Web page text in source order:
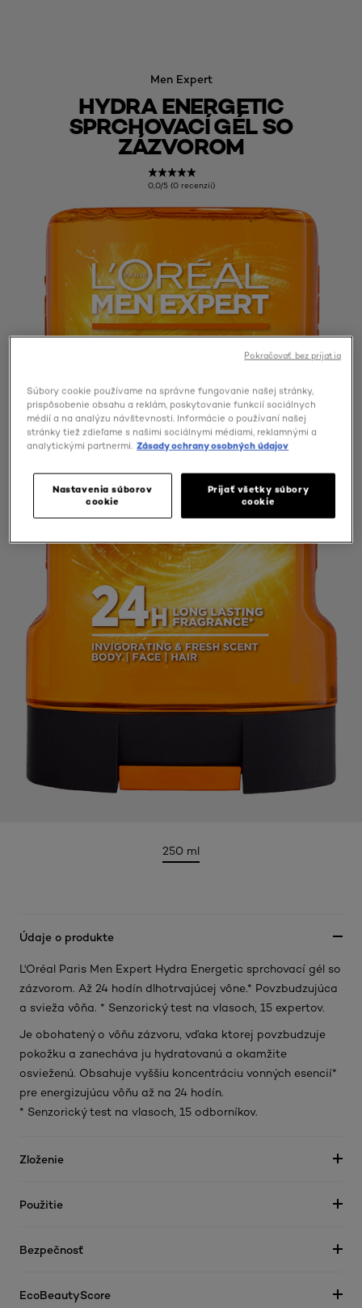
Men Expert
HYDRA ENERGETIC
SPRCHOVACÍ GÉL SO
ZÁZVOROM
0,0/5 (0 recenzií)
250 ml
Údaje o produkte
L'Oréal Paris Men Expert Hydra Energetic sprchovací gél so
zázvorom. Až 24 hodín dlhotrvajúcej vône.* Povzbudzujúca
a svieža vôňa. * Senzorický test na vlasoch, 15 expertov.
Je obohatený o vôňu zázvoru, vďaka ktorej povzbudzuje
pokožku a zanecháva ju hydratovanú a okamžite
osvieženú. Obsahuje vyššiu koncentráciu vonných esencií*
pre energizujúcu vôňu až na 24 hodín.
* Senzorický test na vlasoch, 15 odborníkov.
Zloženie
Použitie
Bezpečnosť
EcoBeautyScore
Súbory cookie používame na správne fungovanie našej stránky,
prispôsobenie obsahu a reklám, poskytovanie funkcií sociálnych
médií a na analýzu návštevnosti. Informácie o používaní našej
stránky tiež zdieľame s našimi sociálnymi médiami, reklamnými a
analytickými partnermi. Zásady ochrany osobných údajov
Nastavenia súborov
cookie
Prijať všetky súbory
cookie
Pokračovať bez prijatia